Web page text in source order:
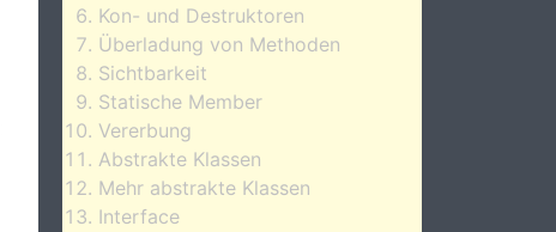
Kon- und Destruktoren
Überladung von Methoden
Sichtbarkeit
Statische Member
Vererbung
Abstrakte Klassen
Mehr abstrakte Klassen
Interface